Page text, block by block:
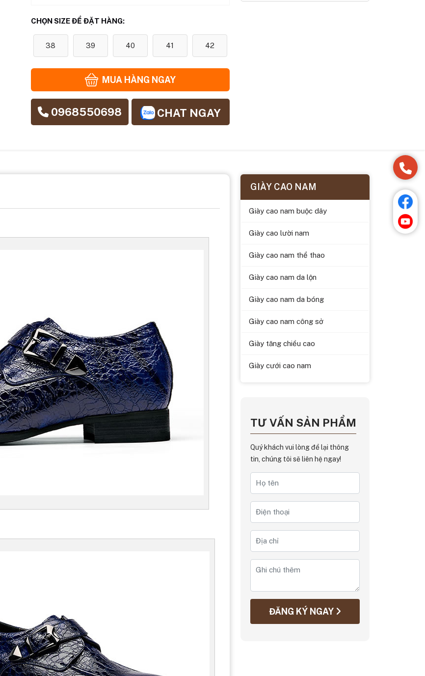
CHỌN SIZE ĐỂ ĐẶT HÀNG:
38 39 40 41 42
MUA HÀNG NGAY
0968550698 CHAT NGAY
GIÀY CAO NAM
Giày cao nam buộc dây
Giày cao lười nam
Giày cao nam thể thao
Giày cao nam da lộn
Giày cao nam da bóng
Giày cao nam công sở
Giày tăng chiều cao
Giày cưới cao nam
TƯ VẤN SẢN PHẨM
Quý khách vui lòng để lại thông
tin, chúng tôi sẽ liên hệ ngay!
ĐĂNG KÝ NGAY